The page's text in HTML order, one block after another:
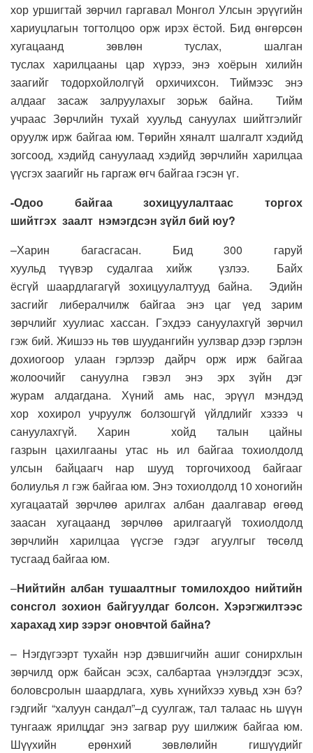
хор уршигтай зөрчил гаргавал Монгол Улсын эрүүгийн
хариуцлагын тогтолцоо орж ирэх ёстой. Бид өнгөрсөн
хугацаанд зөвлөн туслах, шалган
туслах харилцааны цар хүрээ, энэ хоёрын хилийн
заагийг тодорхойлолгүй орхичихсон. Тиймээс энэ
алдааг засаж залруулахыг зорьж байна.
Тийм
учраасЗөрчлийн тухай хуульд сануулах шийтгэлийг
оруулж ирж байгааюм. Төрийн хяналт шалгалт хэдийд
зогсоод, хэдийд сануулаад хэдийд зөрчлийн харилцаа
үүсгэх заагийг нь гаргаж өгч байгаа гэсэн үг.
-Одоо байгаа зохицуулалтаас торгох
шийтгэх заалт нэмэгдсэн зүйл бий юу?
–Харин багасгасан. Бид300 гаруй
хуульдтүүвэр судалгаа хийж үзлээ.
Байх
ёсгүй шаардлагагүй зохицуулалтууд байна. Эдийн
засгийг либералчилж байгаа энэ цаг үед зарим
зөрчлийг хуулиас хассан. Гэхдээ сануулахгүй зөрчил
гэж бий. Жишээ нь төв шуудангийн уулзвар дээр гэрлэн
дохиогоор улаан гэрлээр дайрч орж ирж байгаа
жолоочийг сануулна гэвэл энэ эрх зүйн дэг
журам алдагдана. Хүний амь нас, эрүүл мэндэд
хор хохирол учруулж болзошгүй үйлдлийг хэзээ ч
сануулахгүй. Харин
хойд талын цайны
газрын цахилгааны утас нь ил байгаа тохиолдолд
улсын байцаагч нар шууд торгочихоод байгааг
болиулья л гэж байгаа юм. Энэ тохиолдолд 10 хоногийн
хугацаатай зөрчлөө арилгах албан даалгаварөгөөд
заасан хугацаанд зөрчлөө арилгаагүй тохиолдолд
зөрчлийн харилцаа үүсгэе гэдэг агуулгыг төсөлд
тусгаад байгаа юм.
–Нийтийн албан тушаалтныг томилохдоо нийтийн
сонсгол зохион байгуулдаг болсон. Хэрэгжилтээс
харахад хир зэрэг оновчтой байна?
– Нэгдүгээрттухайн нэр дэвшигчийн ашиг сонирхлын
зөрчилд орж байсан эсэх, салбартаа үнэлэгддэг эсэх,
боловсролын шаардлага, хувь хүнийхээ хувьд хэн бэ?
гэдгийг “халуун сандал”–д суулгаж, тал талаас нь шүүн
тунгааж ярилцдаг энэ загвар руу шилжиж байгаа юм.
Шүүхийн ерөнхий зөвлөлийн гишүүдийг